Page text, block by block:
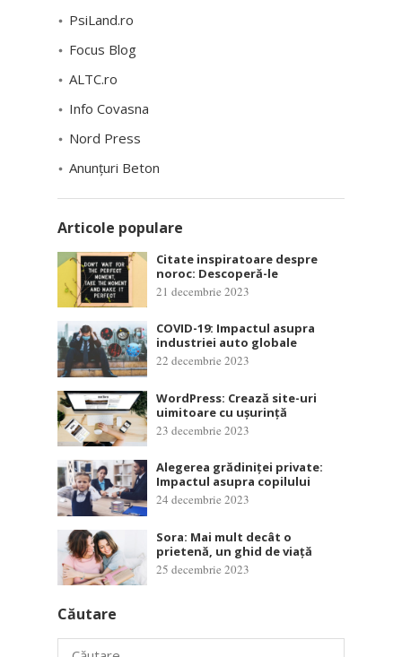
PsiLand.ro
Focus Blog
ALTC.ro
Info Covasna
Nord Press
Anunțuri Beton
Articole populare
Citate inspiratoare despre
noroc: Descoperă-le
21 decembrie 2023
COVID-19: Impactul asupra
industriei auto globale
22 decembrie 2023
WordPress: Crează site-uri
uimitoare cu ușurință
23 decembrie 2023
Alegerea grădiniței private:
Impactul asupra copilului
24 decembrie 2023
Sora: Mai mult decât o
prietenă, un ghid de viață
25 decembrie 2023
Căutare
Caută